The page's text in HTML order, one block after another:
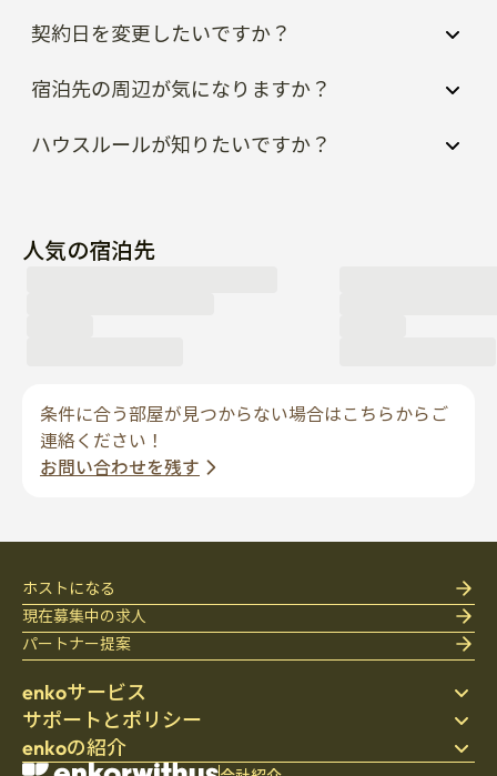
契約日を変更したいですか？
宿泊先の周辺が気になりますか？
ハウスルールが知りたいですか？
人気の宿泊先
条件に合う部屋が見つからない場合はこちらからご
連絡ください！
お問い合わせを残す
enkoサービス
ステイ先を探す
寝具
サポートとポリシー
個人情報保護方針
enkoの紹介
ホストになる
現在募集中の求人
パートナー提案